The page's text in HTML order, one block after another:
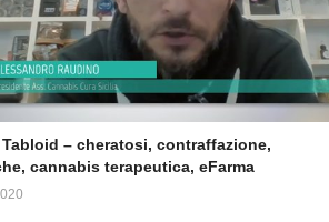
– cheratosi, contraffazione,
cannabis terapeutica, eFarma